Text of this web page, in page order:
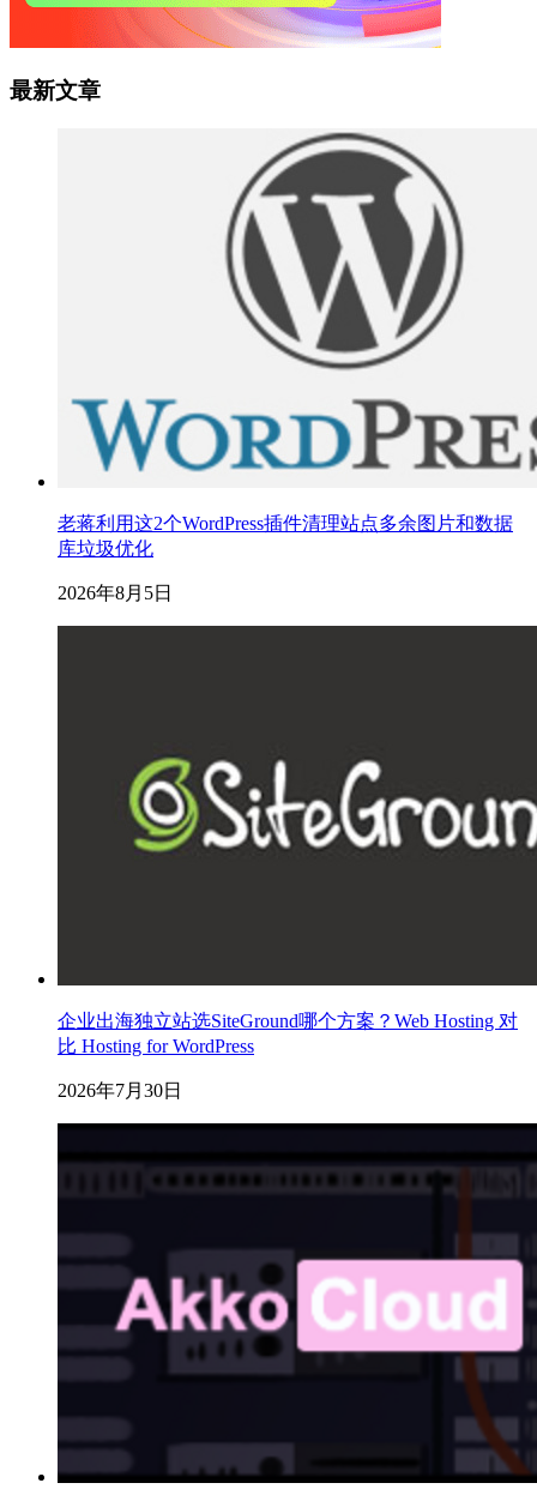
最新文章
老蒋利用这2个WordPress插件清理站点多余图片和数据
库垃圾优化
2026年8月5日
企业出海独立站选SiteGround哪个方案？Web Hosting 对
比 Hosting for WordPress
2026年7月30日